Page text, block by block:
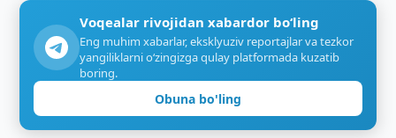
Voqealar rivojidan xabardor bo‘ling
Eng muhim xabarlar, eksklyuziv reportajlar va tezkor
yangiliklarni o‘zingizga qulay platformada kuzatib
boring.
Obuna bo'ling